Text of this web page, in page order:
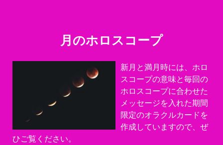
月のホロスコープ
新月と満月時には、ホロ
スコープの意味と毎回の
ホロスコープに合わせた
メッセージを入れた期間
限定のオラクルカードを
作成していますので、ぜ
ひご覧ください。